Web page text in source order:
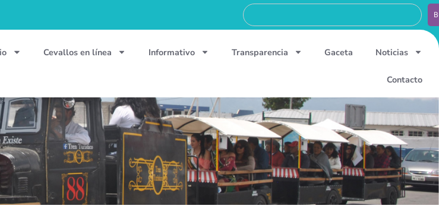
Cevallos en línea Informativo Transparencia Gaceta Noticias
Contacto